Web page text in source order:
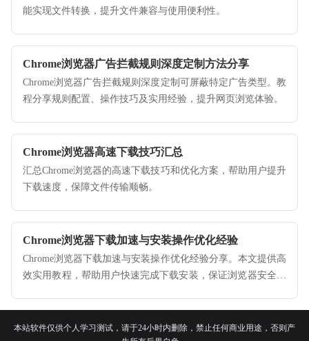
能实现文件转换，提升文件兼容与使用便利性。
Chrome浏览器广告拦截规则深度定制方法分享
Chrome浏览器广告拦截规则深度定制可屏蔽特定广告类型。教
程分享规则配置、操作技巧及实用经验，提升网页浏览体验。
Chrome浏览器高速下载技巧汇总
汇总Chrome浏览器的高速下载技巧和优化方案，帮助用户提升
下载速度，保障文件传输顺畅。
Chrome浏览器下载加速与安装操作优化经验
Chrome浏览器下载加速与安装操作优化经验分享。本文提供高
效实用教程，帮助用户快速完成下载安装，保证浏览器安全稳
本站软件仅供个人学习测试，请于24小时内删除，禁止任何商业用途，否则产